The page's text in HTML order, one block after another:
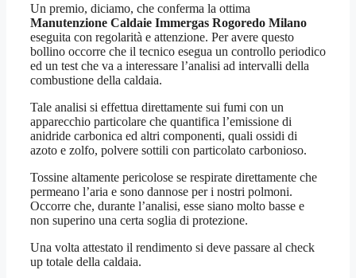
Un premio, diciamo, che conferma la ottima
Manutenzione Caldaie Immergas Rogoredo Milano
eseguita con regolarità e attenzione. Per avere questo
bollino occorre che il tecnico esegua un controllo periodico
ed un test che va a interessare l’analisi ad intervalli della
combustione della caldaia.
Tale analisi si effettua direttamente sui fumi con un
apparecchio particolare che quantifica l’emissione di
anidride carbonica ed altri componenti, quali ossidi di
azoto e zolfo, polvere sottili con particolato carbonioso.
Tossine altamente pericolose se respirate direttamente che
permeano l’aria e sono dannose per i nostri polmoni.
Occorre che, durante l’analisi, esse siano molto basse e
non superino una certa soglia di protezione.
Una volta attestato il rendimento si deve passare al check
up totale della caldaia.